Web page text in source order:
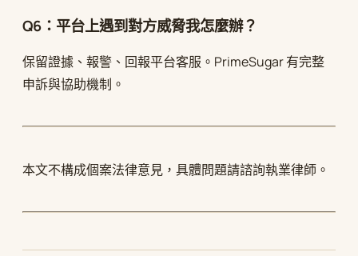
Q6：平台上遇到對方威脅我怎麼辦？
保留證據、報警、回報平台客服。PrimeSugar 有完整
申訴與協助機制。
本文不構成個案法律意見，具體問題請諮詢執業律師。